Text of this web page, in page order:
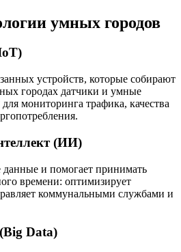
умных городов
устройств, которые собирают
городах датчики и умные
мониторинга трафика, качества
(ИИ)
и помогает принимать
времени: оптимизирует
коммунальными службами и
Data)